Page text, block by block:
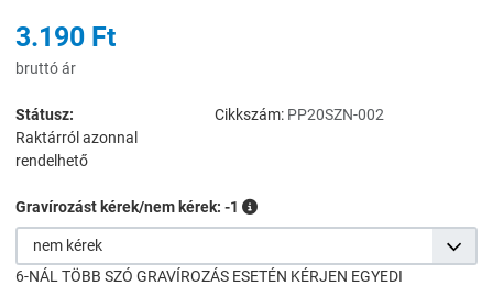
3.190 Ft
bruttó ár
Státusz:
Raktárról azonnal
rendelhető
Cikkszám: PP20SZN-002
Gravírozást kérek/nem kérek: -1
nem kérek
6-NÁL TÖBB SZÓ GRAVÍROZÁS ESETÉN KÉRJEN EGYEDI